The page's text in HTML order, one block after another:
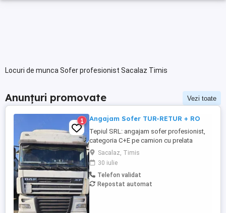
Locuri de munca Sofer profesionist Sacalaz Timis
Anunțuri promovate Vezi toate
1 Angajam Sofer TUR-RETUR + RO
Tepiul SRL: angajam sofer profesionist,
categoria C+E pe camion cu prelata
pentru curse tur-retur. Angajam si sofer
pentru curse interne local, categoria B+C.
Mai multe detalii la Telefon:
Sacalaz, Timis
30 iulie
Telefon validat
Repostat automat